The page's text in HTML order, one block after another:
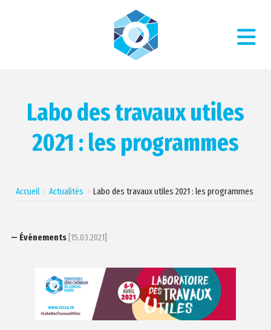
Labo des travaux utiles
2021 : les programmes
Accueil Actualités Labo des travaux utiles 2021 : les programmes
— Événements[15.03.2021]